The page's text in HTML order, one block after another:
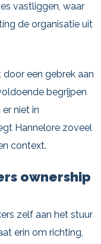
vastliggen, waar
de organisatie uit
een gebrek aan
begrijpen
niet in
Hannelore zoveel
context.
ownership
zelf aan het stuur
erin om richting,